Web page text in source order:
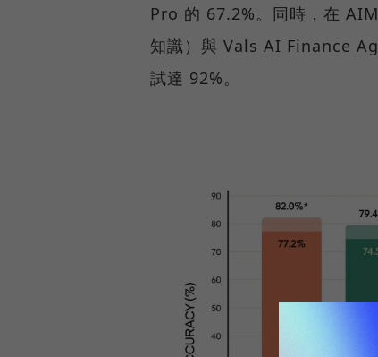
Pro 的 67.2%。同時，在
知識）與 Vals AI Finance
試達 92%。